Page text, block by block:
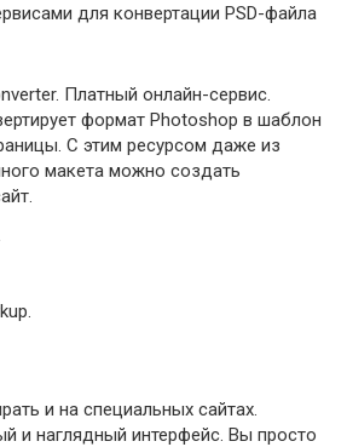
для конвертации PSD-файла
Платный онлайн-сервис.
формат Photoshop в шаблон
С этим ресурсом даже из
макета можно создать
и на специальных сайтах.
и наглядный интерфейс. Вы просто